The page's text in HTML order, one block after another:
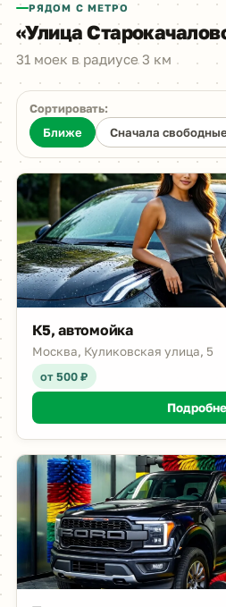
РЯДОМ С МЕТРО
«Улица
31 моек в радиусе 3 км
Сортировать:
Ближе
Сначала
К5, автомойка
Москва, Куликовская улица, 5
от 500 ₽